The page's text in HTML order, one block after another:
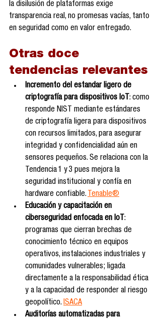
la disilusión de plataformas exige
transparencia real, no promesas vacías, tanto
en seguridad como en valor entregado.
Otras doce
tendencias relevantes
Incremento del estandar ligero de
criptografía para dispositivos IoT: como
responde NIST mediante estándares
de criptografía ligera para dispositivos
con recursos limitados, para asegurar
integridad y confidencialidad aún en
sensores pequeños. Se relaciona con la
Tendencia 1 y 3 pues mejora la
seguridad institucional y confía en
hardware confiable. Tenable®
Educación y capacitación en
ciberseguridad enfocada en IoT:
programas que cierran brechas de
conocimiento técnico en equipos
operativos, instalaciones industriales y
comunidades vulnerables; ligada
directamente a la responsabilidad ética
y a la capacidad de responder al riesgo
geopolítico. ISACA
Auditorías automatizadas para